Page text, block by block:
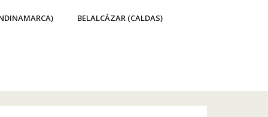
BELALCÁZAR (CALDAS)